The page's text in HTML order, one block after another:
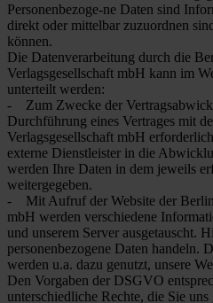
Personenbezoge-ne Daten sind
direkt oder mittelbar zuzuordnen
können.
Die Datenverarbeitung durch die
Verlagsgesellschaft mbH kann im
unterteilt werden:
- Zum Zwecke der
Durchführung eines Vertrages mit
Verlagsgesellschaft mbH
externe Dienstleister in die
werden Ihre Daten in dem jeweils
weitergegeben.
- Mit Aufruf der Website der
mbH werden verschiedene
und unserem Server ausgetauscht.
personenbezogene Daten handeln.
werden u.a. dazu genutzt, unsere
Den Vorgaben der DSGVO
unterschiedliche Rechte, die Sie